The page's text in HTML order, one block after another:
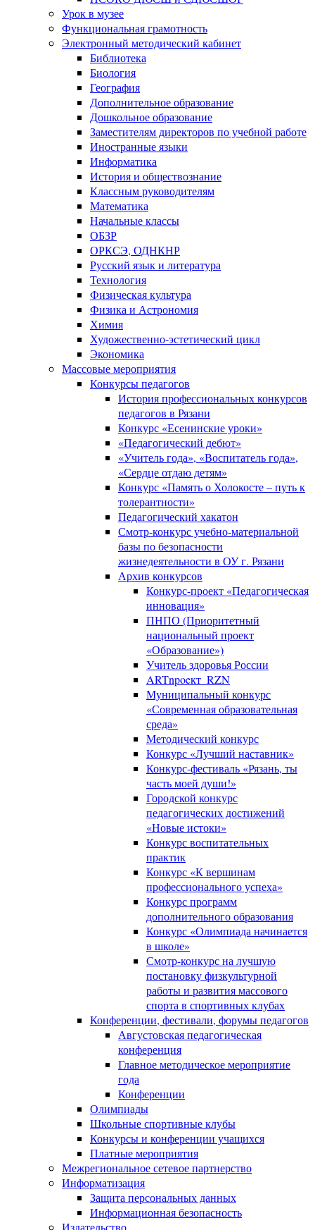
Урок в музее
Функциональная грамотность
Электронный методический кабинет
Библиотека
Биология
География
Дополнительное образование
Дошкольное образование
Заместителям директоров по учебной работе
Иностранные языки
Информатика
История и обществознание
Классным руководителям
Математика
Начальные классы
ОБЗР
ОРКСЭ, ОДНКНР
Русский язык и литература
Технология
Физическая культура
Физика и Астрономия
Химия
Художественно-эстетический цикл
Экономика
Массовые мероприятия
Конкурсы педагогов
История профессиональных конкурсов
педагогов в Рязани
Конкурс «Есенинские уроки»
«Педагогический дебют»
«Учитель года», «Воспитатель года»,
«Сердце отдаю детям»
Конкурс «Память о Холокосте – путь к
толерантности»
Педагогический хакатон
Смотр-конкурс учебно-материальной
базы по безопасности
жизнедеятельности в ОУ г. Рязани
Архив конкурсов
Конкурс-проект «Педагогическая
инновация»
ПНПО (Приоритетный
национальный проект
«Образование»)
Учитель здоровья России
ARTnpoeкт_RZN
Муниципальный конкурс
«Современная образовательная
среда»
Методический конкурс
Конкурс «Лучший наставник»
Конкурс-фестиваль «Рязань, ты
часть моей души!»
Городской конкурс
педагогических достижений
«Новые истоки»
Конкурс воспитательных
практик
Конкурс «К вершинам
профессионального успеха»
Конкурс программ
дополнительного образования
Конкурс «Олимпиада начинается
в школе»
Смотр-конкурс на лучшую
постановку физкультурной
работы и развития массового
спорта в спортивных клубах
Конференции, фестивали, форумы педагогов
Августовская педагогическая
конференция
Главное методическое мероприятие
года
Конференции
Олимпиады
Школьные спортивные клубы
Конкурсы и конференции учащихся
Платные мероприятия
Межрегиональное сетевое партнерство
Информатизация
Защита персональных данных
Информационная безопасность
Издательство